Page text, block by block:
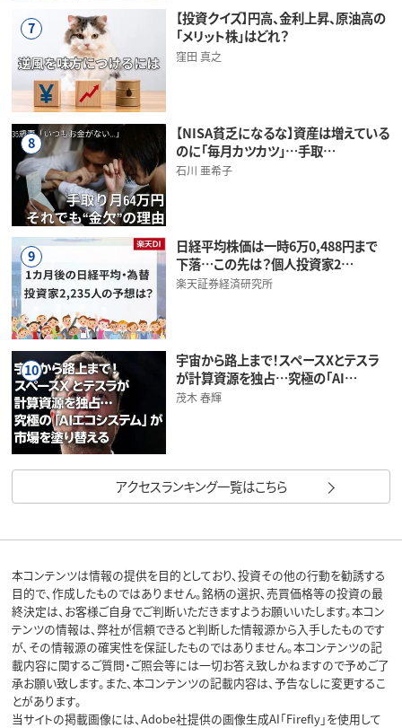
7
【投資クイズ】円高、金利上昇、原油高の
「メリット株」はどれ？
窪田 真之
8
【NISA貧乏になるな】資産は増えている
のに「毎月カツカツ」…手取…
石川 亜希子
9
日経平均株価は一時6万0,488円まで
下落…この先は？個人投資家2…
楽天証券経済研究所
10
宇宙から路上まで！スペースXとテスラ
が計算資源を独占…究極の「AI…
茂木 春輝
アクセスランキング一覧はこちら
本コンテンツは情報の提供を目的としており、投資その他の行動を勧誘する
目的で、作成したものではありません。銘柄の選択、売買価格等の投資の最
終決定は、お客様ご自身でご判断いただきますようお願いいたします。本コン
テンツの情報は、弊社が信頼できると判断した情報源から入手したものです
が、その情報源の確実性を保証したものではありません。本コンテンツの記
載内容に関するご質問・ご照会等には一切お答え致しかねますので予めご了
承お願い致します。また、本コンテンツの記載内容は、予告なしに変更するこ
とがあります。
当サイトの掲載画像には、Adobe社提供の画像生成AI「Firefly」を使用して